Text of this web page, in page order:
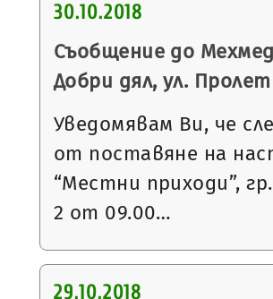
30.10.2018
Съобщение до
Добри дял, ул.
Уведомявам Ви, че
от поставяне на
“Местни приходи”,
2 от 09.00…
29.10.2018